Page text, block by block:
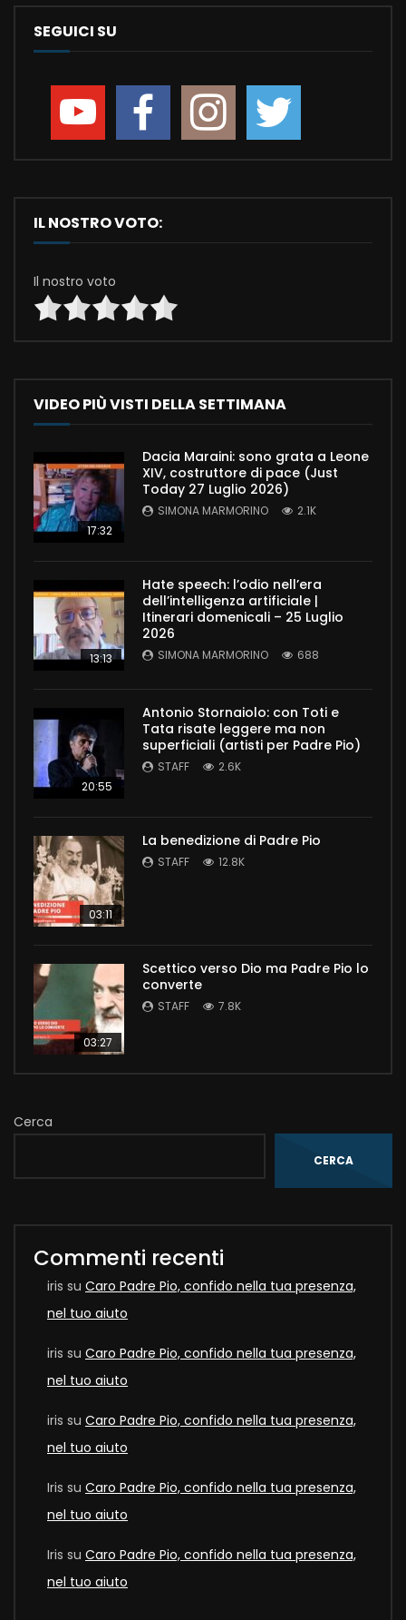
SEGUICI SU
IL NOSTRO VOTO:
Il nostro voto
VIDEO PIÙ VISTI DELLA SETTIMANA
17:32
Dacia Maraini: sono grata a Leone
XIV, costruttore di pace (Just
Today 27 Luglio 2026)
SIMONA MARMORINO 2.1K
13:13
Hate speech: l’odio nell’era
dell’intelligenza artificiale |
Itinerari domenicali – 25 Luglio
2026
SIMONA MARMORINO 688
20:55
Antonio Stornaiolo: con Toti e
Tata risate leggere ma non
superficiali (artisti per Padre Pio)
STAFF 2.6K
03:11
La benedizione di Padre Pio
STAFF 12.8K
03:27
Scettico verso Dio ma Padre Pio lo
converte
STAFF 7.8K
Cerca
CERCA
Commenti recenti
iris su Caro Padre Pio, confido nella tua presenza,
nel tuo aiuto
iris su Caro Padre Pio, confido nella tua presenza,
nel tuo aiuto
iris su Caro Padre Pio, confido nella tua presenza,
nel tuo aiuto
Iris su Caro Padre Pio, confido nella tua presenza,
nel tuo aiuto
Iris su Caro Padre Pio, confido nella tua presenza,
nel tuo aiuto